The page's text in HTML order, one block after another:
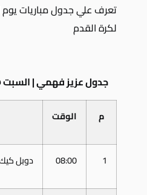
تعرف علي جدول مباريات يوم
لكرة القدم
جدول عزيز فهمي | السبت ٢٥ يونيو / ٢٠ رمضان
م الوقت
1
08:00 دوبل